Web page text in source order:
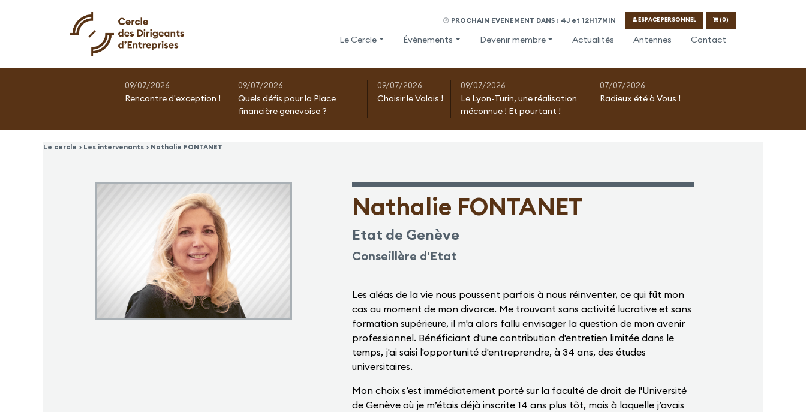
PROCHAIN EVENEMENT DANS : 4J et 12H17MIN ESPACE PERSONNEL (0)
Le Cercle Évènements Devenir membre Actualités Antennes Contact
09/07/2026
Rencontre d'exception !
09/07/2026
Quels défis pour la Place
financière genevoise ?
09/07/2026
Choisir le Valais !
09/07/2026
Le Lyon-Turin, une réalisation
méconnue ! Et pourtant !
07/07/2026
Radieux été à Vous !
Le cercle > Les intervenants > Nathalie FONTANET
Nathalie FONTANET
Etat de Genève
Conseillère d'Etat
Les aléas de la vie nous poussent parfois à nous réinventer, ce qui fût mon
cas au moment de mon divorce. Me trouvant sans activité lucrative et sans
formation supérieure, il m'a alors fallu envisager la question de mon avenir
professionnel. Bénéficiant d'une contribution d'entretien limitée dans le
temps, j'ai saisi l'opportunité d'entreprendre, à 34 ans, des études
universitaires.
Mon choix s’est immédiatement porté sur la faculté de droit de l'Université
de Genève où je m’étais déjà inscrite 14 ans plus tôt, mais à laquelle j’avais